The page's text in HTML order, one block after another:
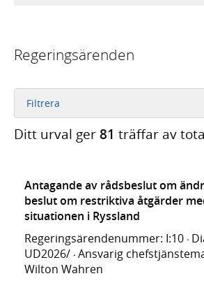
Regeringsärenden
Filtrera
Ditt urval ger81 träffar av
Antagande av rådsbeslut om
beslut om restriktiva åtgärder
situationen i Ryssland
Regeringsärendenummer: I:10 ·
UD2026/ · Ansvarig
Wilton Wahren